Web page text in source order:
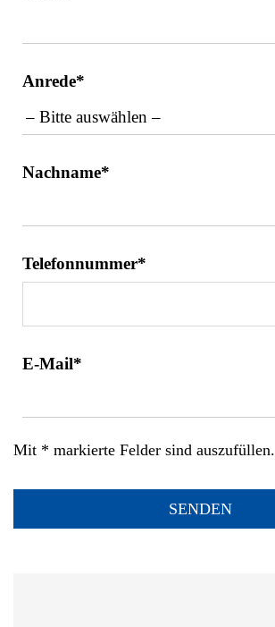
Anrede*
Nachname*
Telefonnummer*
E-Mail*
Mit * markierte Felder sind auszufüllen.